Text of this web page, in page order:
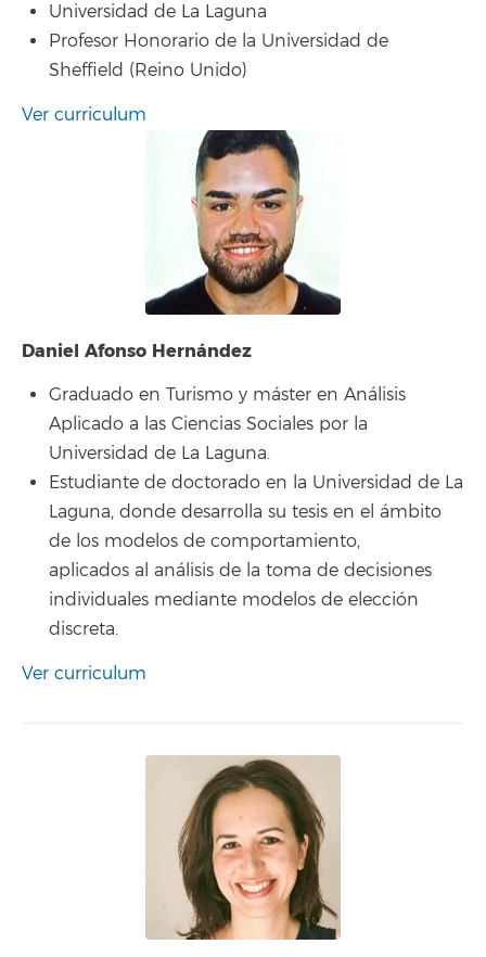
Universidad de La Laguna
Profesor Honorario de la Universidad de
Sheffield (Reino Unido)
Ver curriculum
Daniel Afonso Hernández
Graduado en Turismo y máster en Análisis
Aplicado a las Ciencias Sociales por la
Universidad de La Laguna.
Estudiante de doctorado en la Universidad de La
Laguna, donde desarrolla su tesis en el ámbito
de los modelos de comportamiento,
aplicados al análisis de la toma de decisiones
individuales mediante modelos de elección
discreta.
Ver curriculum